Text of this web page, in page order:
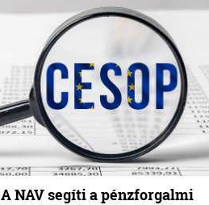
A NAV segíti a pénzforgalmi